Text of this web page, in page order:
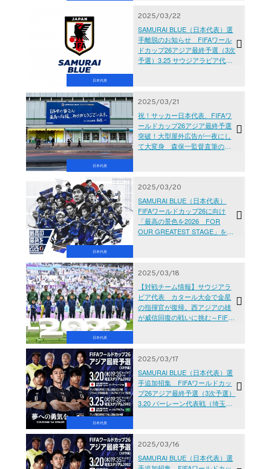
日本代表
2025/03/22
SAMURAI BLUE（日本代表）選
手離脱のお知らせ FIFAワール
ドカップ26アジア最終予選（3次
予選）3.25 サウジアラビア代表
日本代表
2025/03/21
祝！サッカー日本代表、FIFAワ
ールドカップ26アジア最終予選
突破！大型屋外広告が一夜にし
て大変身 森保一監督直筆の応
日本代表
2025/03/20
SAMURAI BLUE（日本代表）
FIFAワールドカップ26に向け
「最高の景色を2026 FOR
OUR GREATEST STAGE」を合
日本代表
2025/03/18
【対戦チーム情報】サウジアラ
ビア代表 カタール大会で金星
の指揮官が復帰。西アジアの雄
が威信回復の戦いに挑む～FIFA
日本代表
2025/03/17
SAMURAI BLUE（日本代表）選
手追加招集 FIFAワールドカッ
プ26アジア最終予選（3次予選）
3.20 バーレーン代表戦（埼玉）|
2025/03/16
SAMURAI BLUE（日本代表）選